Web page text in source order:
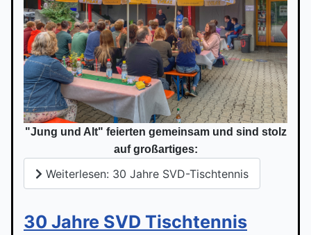
"Jung und Alt" feierten gemeinsam und sind stolz
auf großartiges:
Weiterlesen: 30 Jahre SVD-Tischtennis
30 Jahre SVD Tischtennis